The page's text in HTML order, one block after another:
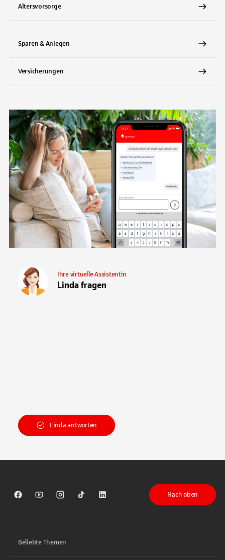
Altersvorsorge
Sparen & Anlegen
Versicherungen
Linda fragen
Ihre virtuelle Assistentin
Linda antworten
Sparkasse auf Facebook
Sparkasse auf Youtube
Sparkasse auf Instagram
Sparkasse auf TikTok
Sparkasse auf LinkedIn
Nach oben
Beliebte Themen